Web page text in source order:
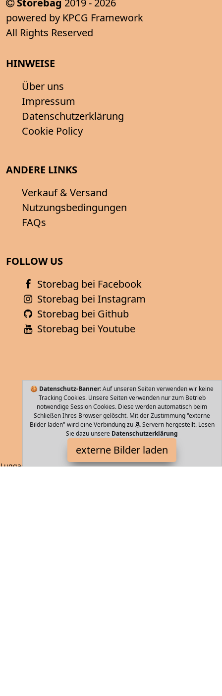
🍪 Datenschutz-Banner:Auf unseren Seiten verwenden wir keine
Tracking Cookies. Unsere Seiten verwenden nur zum Betrieb
notwendige Session Cookies. Diese werden automatisch beim
Schließen Ihres Browser gelöscht. Mit der Zustimmung "externe
Bilder laden" wird eine Verbindung zu
Servern hergestellt. Lesen
Sie dazu unsere Datenschutzerklärung
externe Bilder laden
Storebag 2019 - 2026
powered by KPCG Framework
All Rights Reserved
HINWEISE
Über uns
Impressum
Datenschutzerklärung
Cookie Policy
ANDERE LINKS
Verkauf & Versand
Nutzungsbedingungen
FAQs
FOLLOW US
Storebag bei Facebook
Storebag bei Instagram
Storebag bei Github
Storebag bei Youtube
Hauptstadtkoffer
Luggage Der mittelgroße Reisekoffer x x cm ist ein kompakter und